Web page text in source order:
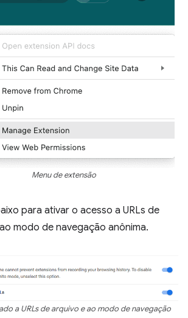
Menu de extensão
para ativar o acesso a URLs de
modo de navegação anônima.
a URLs de arquivo e ao modo de navegação